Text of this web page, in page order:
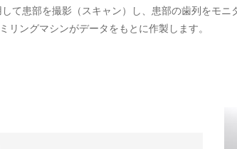
て患部を撮影（スキャン）し、患部の歯列をモ
リングマシンがデータをもとに作製します。